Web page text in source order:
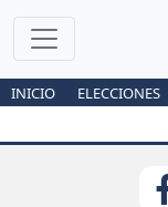
INICIO ELECCIONES